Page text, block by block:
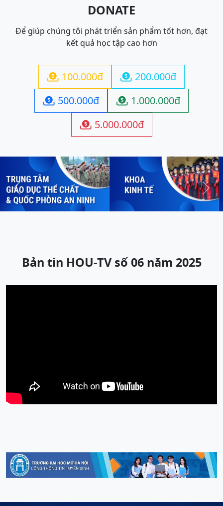
DONATE
Để giúp chúng tôi phát triển sản phẩm tốt hơn, đạt
kết quả học tập cao hơn
 100.000đ  200.000đ
 500.000đ  1.000.000đ
 5.000.000đ
Previous Next
Bản tin HOU-TV số 06 năm 2025